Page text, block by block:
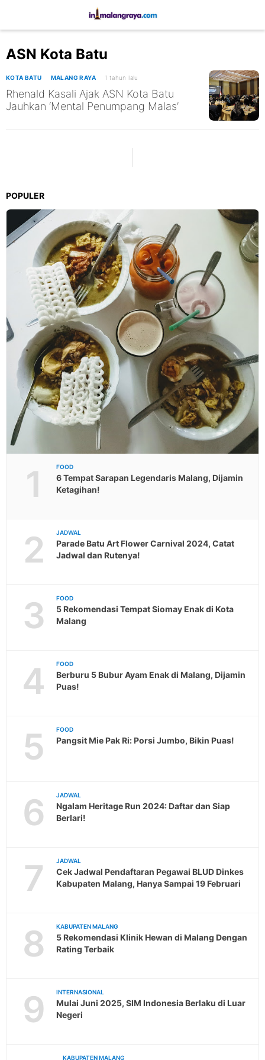
ASN Kota Batu
KOTA BATU MALANG RAYA 1 tahun lalu
Rhenald Kasali Ajak ASN Kota Batu
Jauhkan ‘Mental Penumpang Malas’
POPULER
1 FOOD
6 Tempat Sarapan Legendaris Malang, Dijamin
Ketagihan!
2 JADWAL
Parade Batu Art Flower Carnival 2024, Catat
Jadwal dan Rutenya!
3 FOOD
5 Rekomendasi Tempat Siomay Enak di Kota
Malang
4 FOOD
Berburu 5 Bubur Ayam Enak di Malang, Dijamin
Puas!
5 FOOD
Pangsit Mie Pak Ri: Porsi Jumbo, Bikin Puas!
6 JADWAL
Ngalam Heritage Run 2024: Daftar dan Siap
Berlari!
7 JADWAL
Cek Jadwal Pendaftaran Pegawai BLUD Dinkes
Kabupaten Malang, Hanya Sampai 19 Februari
8 KABUPATEN MALANG
5 Rekomendasi Klinik Hewan di Malang Dengan
Rating Terbaik
9 INTERNASIONAL
Mulai Juni 2025, SIM Indonesia Berlaku di Luar
Negeri
KABUPATEN MALANG